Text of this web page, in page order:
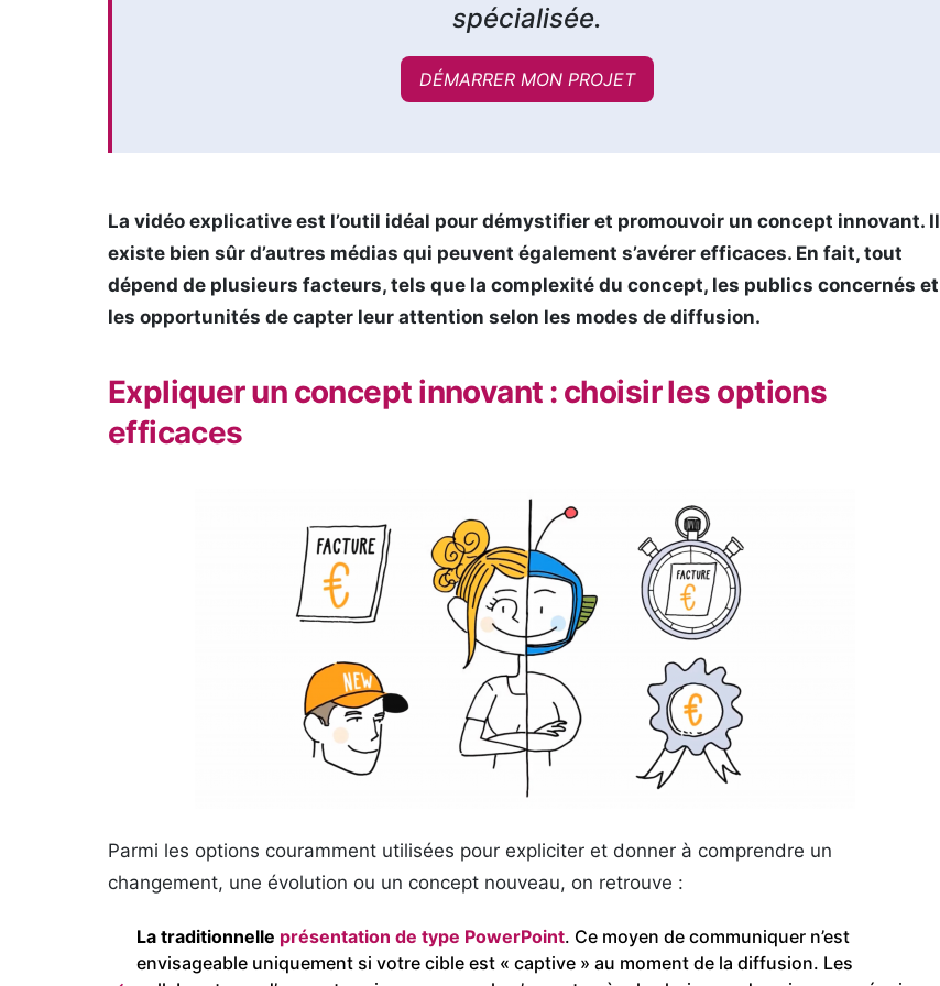
spécialisée.
DÉMARRER MON PROJET
La vidéo explicative est l’outil idéal pour démystifier et promouvoir un concept innovant. Il
existe bien sûr d’autres médias qui peuvent également s’avérer efficaces. En fait, tout
dépend de plusieurs facteurs, tels que la complexité du concept, les publics concernés et
les opportunités de capter leur attention selon les modes de diffusion.
Expliquer un concept innovant : choisir les options
efficaces
Parmi les options couramment utilisées pour expliciter et donner à comprendre un
changement, une évolution ou un concept nouveau, on retrouve :
La traditionnelle présentation de type PowerPoint. Ce moyen de communiquer n’est
envisageable uniquement si votre cible est « captive » au moment de la diffusion. Les